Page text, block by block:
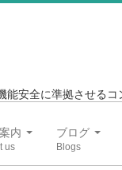
安全に準拠させる
内 ブログ